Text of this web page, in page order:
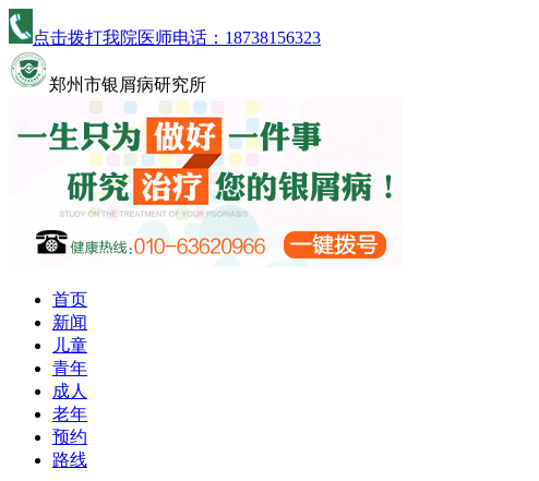
点击拨打我院医师电话： 18738156323
郑州市银屑病研究所
首页
新闻
儿童
青年
成人
老年
预约
路线